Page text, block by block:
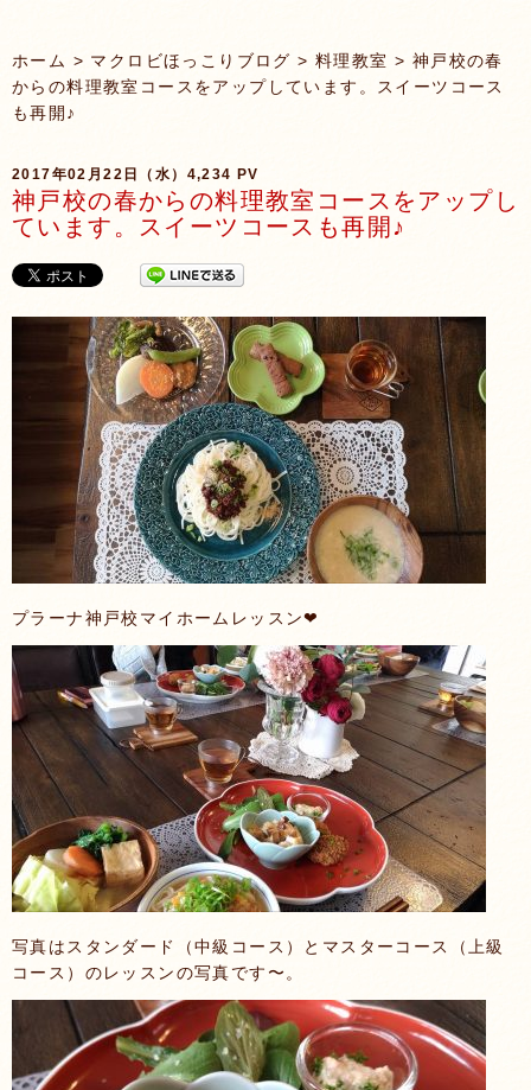
ホーム > マクロビほっこりブログ >料理教室 > 神戸校の春
からの料理教室コースをアップしています。スイーツコース
も再開♪
2017年02月22日（水） 4,234 PV
神戸校の春からの料理教室コースをアップし
ています。スイーツコースも再開♪
プラーナ神戸校マイホームレッスン❤
写真はスタンダード（中級コース）とマスターコース（上級
コース）のレッスンの写真です〜。